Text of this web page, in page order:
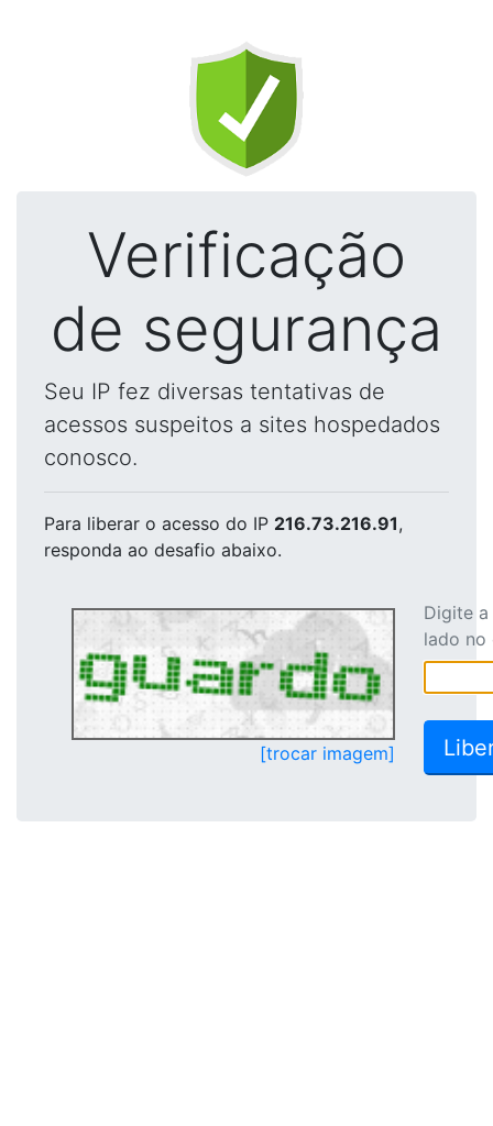
Verificação
de segurança
Seu IP fez diversas tentativas de
acessos suspeitos a sites hospedados
conosco.
Para liberar o acesso do IP 216.73.216.91,
responda ao desafio abaixo.
[trocar imagem]
Digite
lado no